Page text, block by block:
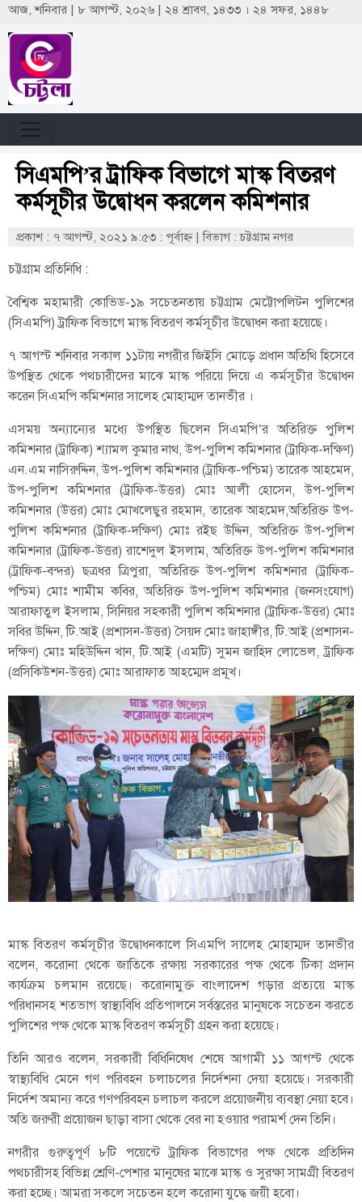
আজ, শনিবার | ৮ আগস্ট, ২০২৬ | ২৪ শ্রাবণ, ১৪৩৩ । ২৪ সফর, ১৪৪৮
সিএমপি’র ট্রাফিক বিভাগে মাস্ক বিতরণ
কর্মসূচীর উদ্বোধন করলেন কমিশনার
প্রকাশ : ৭ আগস্ট, ২০২১ ৯:৫৩ : পূর্বাহ্ণ |বিভাগ : চট্টগ্রাম নগর
চট্টগ্রাম প্রতিনিধি :
বৈশ্বিক মহামারী কোভিড-১৯ সচেতনতায় চট্টগ্রাম মেট্টোপলিটন পুলিশের
(সিএমপি) ট্রাফিক বিভাগে মাস্ক বিতরণ কর্মসূচীর উদ্বোধন করা হয়েছে।
৭ আগস্ট শনিবার সকাল ১১টায় নগরীর জিইসি মোড়ে প্রধান অতিথি হিসেবে
উপস্থিত থেকে পথচারীদের মাঝে মাস্ক পরিয়ে দিয়ে এ কর্মসূচীর উদ্বোধন
করেন সিএমপি কমিশনার সালেহ মোহাম্মদ তানভীর ।
এসময় অন্যান্যের মধ্যে উপস্থিত ছিলেন সিএমপি’র অতিরিক্ত পুলিশ
কমিশনার (ট্রাফিক) শ্যামল কুমার নাথ, উপ-পুলিশ কমিশনার (ট্রাফিক-দক্ষিণ)
এন.এম নাসিরুদ্দিন, উপ-পুলিশ কমিশনার (ট্রাফিক-পশ্চিম) তারেক আহমেদ,
উপ-পুলিশ কমিশনার (ট্রাফিক-উত্তর) মোঃ আলী হোসেন, উপ-পুলিশ
কমিশনার (উত্তর) মোঃ মোখলেছুর রহমান, তারেক আহমেদ,অতিরিক্ত উপ-
পুলিশ কমিশনার (ট্রাফিক-দক্ষিণ) মোঃ রইছ উদ্দিন, অতিরিক্ত উপ-পুলিশ
কমিশনার (ট্রাফিক-উত্তর) রাশেদুল ইসলাম, অতিরিক্ত উপ-পুলিশ কমিশনার
(ট্রাফিক-বন্দর) ছত্রধর ত্রিপুরা, অতিরিক্ত উপ-পুলিশ কমিশনার (ট্রাফিক-
পশ্চিম) মোঃ শামীম কবির, অতিরিক্ত উপ-পুলিশ কমিশনার (জনসংযোগ)
আরাফাতুল ইসলাম, সিনিয়র সহকারী পুলিশ কমিশনার (ট্রাফিক-উত্তর) মোঃ
সবির উদ্দিন, টি.আই (প্রশাসন-উত্তর) সৈয়দ মোঃ জাহাঙ্গীর, টি.আই (প্রশাসন-
দক্ষিণ) মোঃ মহিউদ্দিন খান, টি.আই (এমটি) সুমন জাহিদ লোভেল, ট্রাফিক
(প্রসিকিউশন-উত্তর) মোঃ আরাফাত আহম্মেদ প্রমূখ।
মাস্ক বিতরণ কর্মসূচীর উদ্বোধনকালে সিএমপি সালেহ মোহাম্মদ তানভীর
বলেন, করোনা থেকে জাতিকে রক্ষায় সরকারের পক্ষ থেকে টিকা প্রদান
কার্যক্রম চলমান রয়েছে। করোনামুক্ত বাংলাদেশ গড়ার প্রত্যয়ে মাস্ক
পরিধানসহ শতভাগ স্বাস্থ্যবিধি প্রতিপালনে সর্বস্তরের মানুষকে সচেতন করতে
পুলিশের পক্ষ থেকে মাস্ক বিতরণ কর্মসূচী গ্রহন করা হয়েছে।
তিনি আরও বলেন, সরকারী বিধিনিষেধ শেষে আগামী ১১ আগস্ট থেকে
স্বাস্থ্যবিধি মেনে গণ পরিবহন চলাচলের নির্দেশনা দেয়া হয়েছে। সরকারী
নির্দেশ অমান্য করে গণপরিবহন চলাচল করলে প্রয়োজনীয় ব্যবস্থা নেয়া হবে।
অতি জরুরী প্রয়োজন ছাড়া বাসা থেকে বের না হওয়ার পরামর্শ দেন তিনি।
নগরীর গুরুত্বপূর্ণ ৮টি পয়েন্টে ট্রাফিক বিভাগের পক্ষ থেকে প্রতিদিন
পথচারীসহ বিভিন্ন শ্রেণি-পেশার মানুষের মাঝে মাস্ক ও সুরক্ষা সামগ্রী বিতরণ
করা হচ্ছে। আমরা সকলে সচেতন হলে করোনা যুদ্ধে জয়ী হবো।